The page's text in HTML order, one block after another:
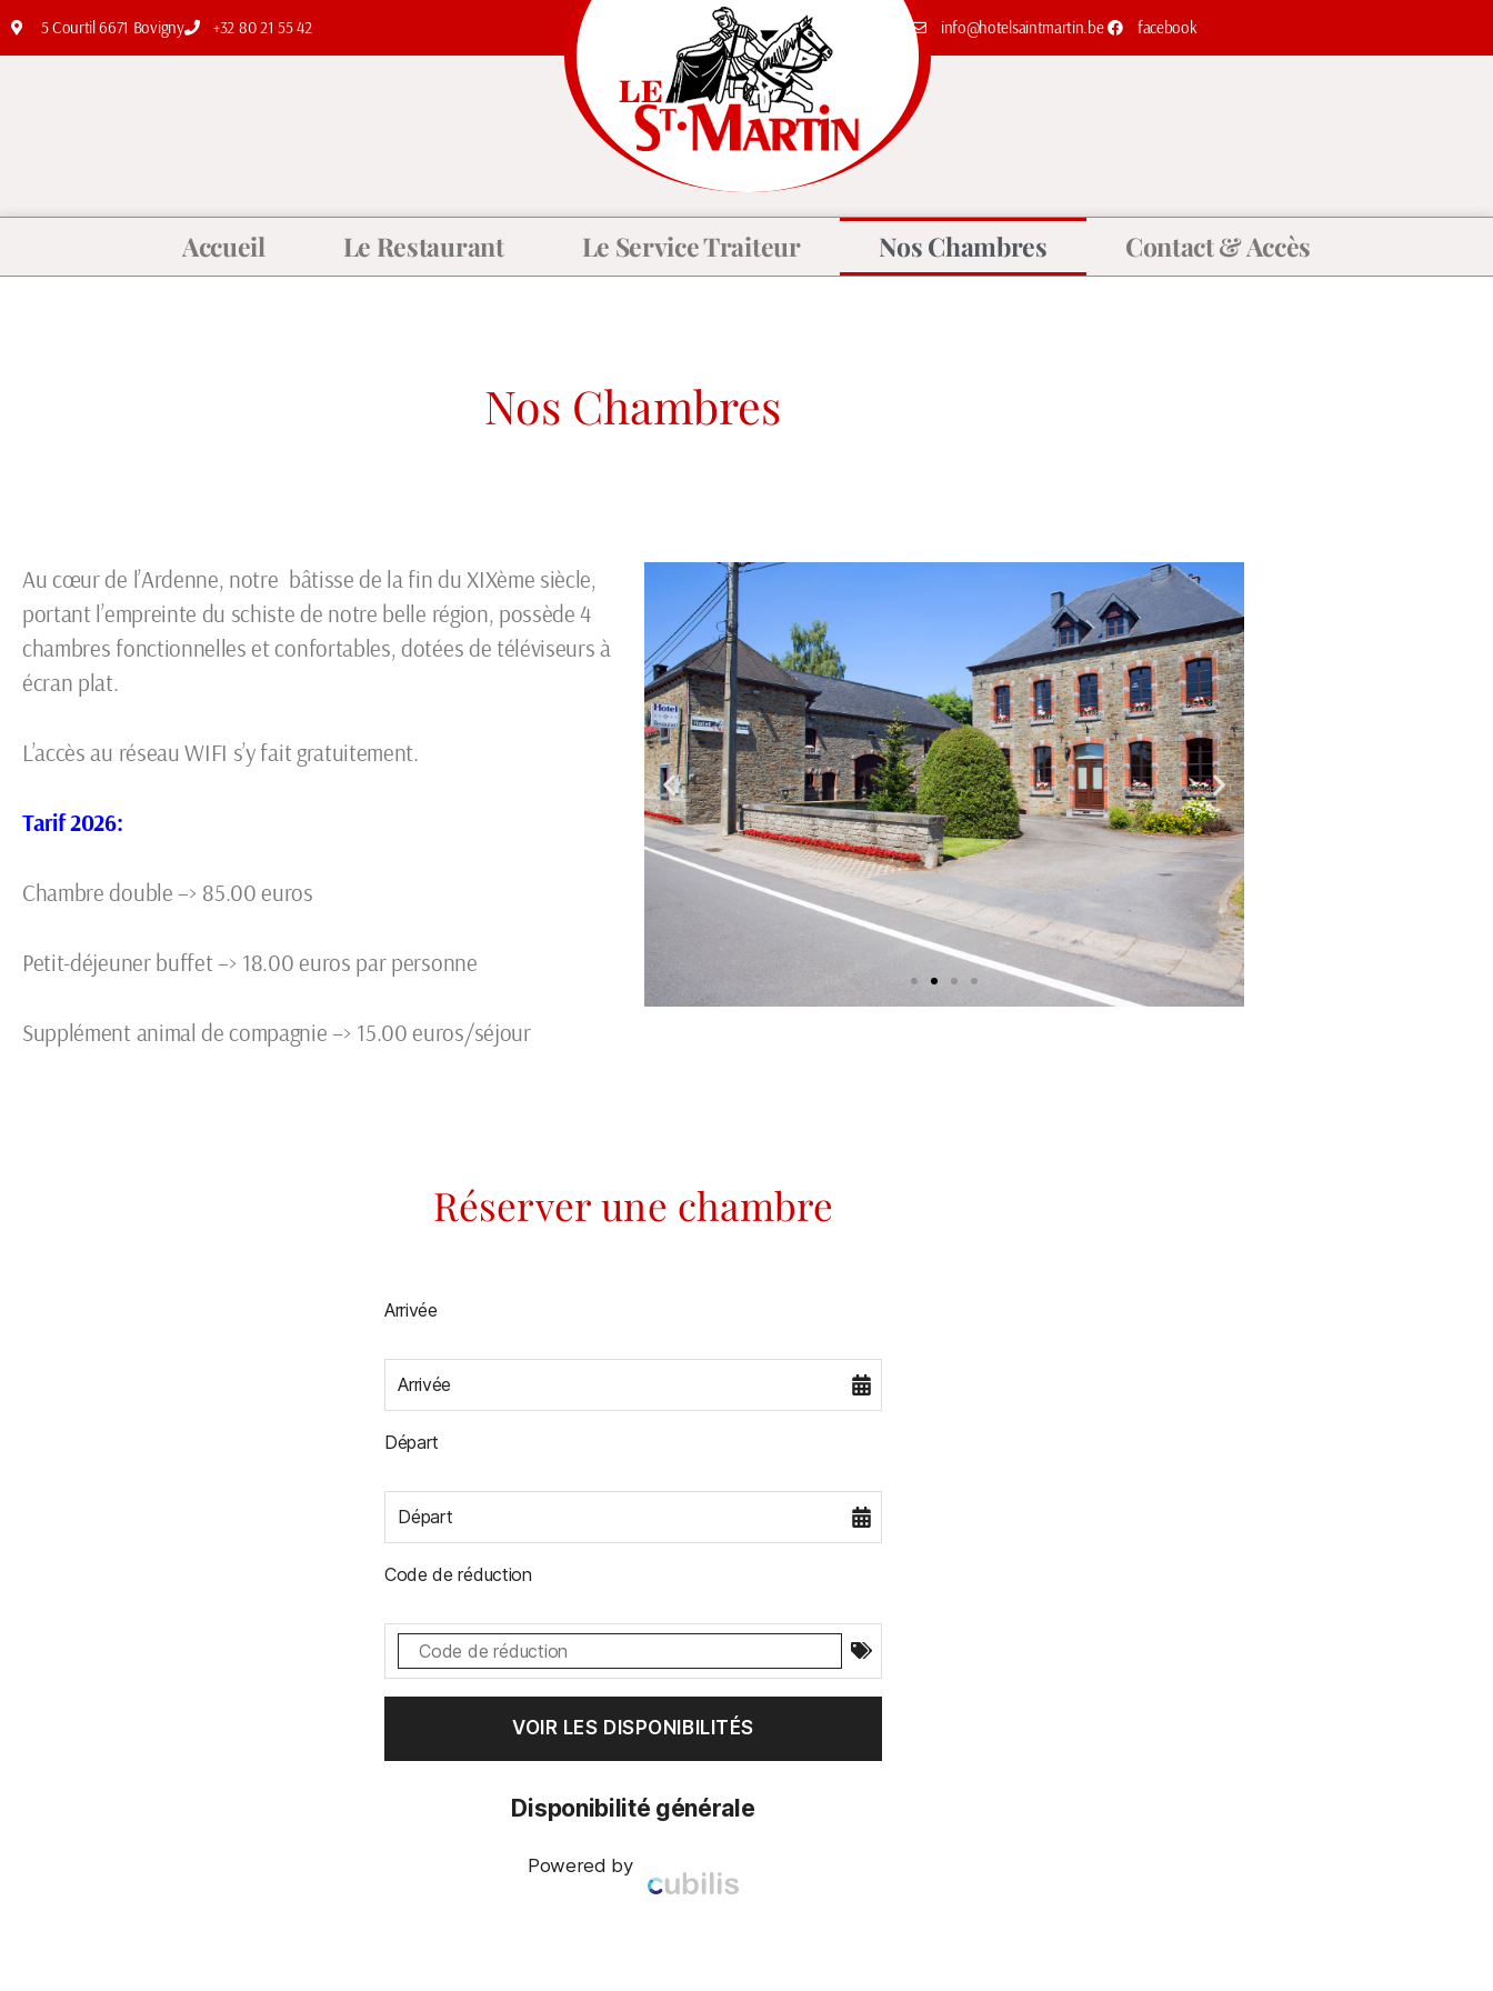
5 Courtil 6671 Bovigny +32 80 21 55 42 info@hotelsaintmartin.be facebook
Accueil Le Restaurant Le Service Traiteur Nos Chambres Contact & Accès
Nos Chambres
Au cœur de l’Ardenne, notre bâtisse de la fin du XIXème siècle,
portant l’empreinte du schiste de notre belle région, possède 4
chambres fonctionnelles et confortables, dotées de téléviseurs à
écran plat.
L’accès au réseau WIFI s’y fait gratuitement.
Tarif 2026:
Chambre double –> 85.00 euros
Petit-déjeuner buffet –> 18.00 euros par personne
Supplément animal de compagnie –> 15.00 euros/séjour
Réserver une chambre
Arrivée
Arrivée
Départ
Départ
Code de réduction
Disponibilité générale
Powered by